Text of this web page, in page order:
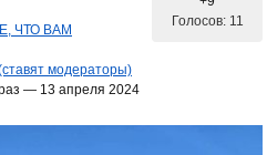
ЧТО ВАМ
модераторы)
— 13 апреля 2024
Голосов: 11